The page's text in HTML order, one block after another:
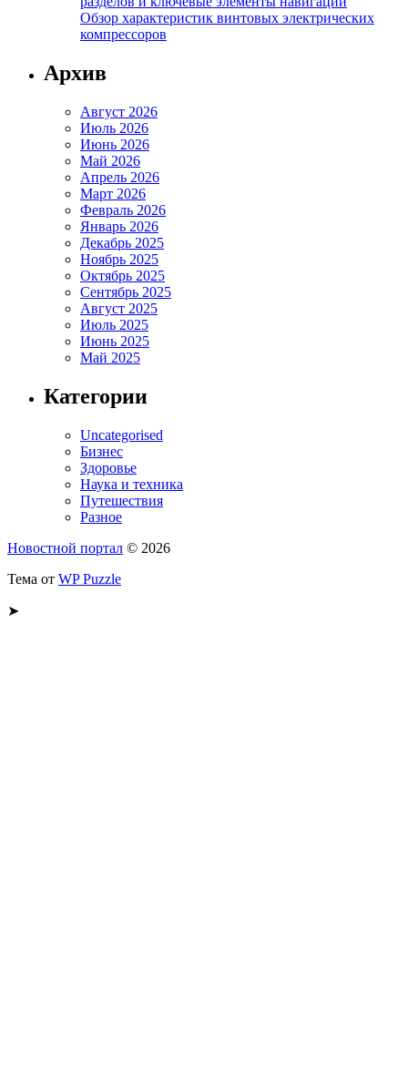
Обзор характеристик винтовых электрических
компрессоров
Архив
Август 2026
Июль 2026
Июнь 2026
Май 2026
Апрель 2026
Март 2026
Февраль 2026
Январь 2026
Декабрь 2025
Ноябрь 2025
Октябрь 2025
Сентябрь 2025
Август 2025
Июль 2025
Июнь 2025
Май 2025
Категории
Uncategorised
Бизнес
Здоровье
Наука и техника
Путешествия
Разное
Новостной портал © 2026
Тема от WP Puzzle
➤